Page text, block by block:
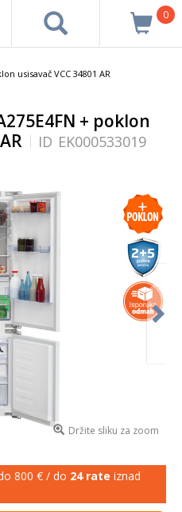
0
usisavač VCC 34801 AR
+ poklon
ID EK000533019
Držite sliku za zoom
800 € / do 24 rate iznad